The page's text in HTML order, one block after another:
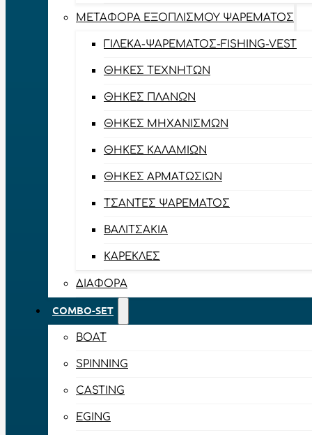
ΜΕΤΑΦΟΡΆ ΕΞΟΠΛΙΣΜΟΎ ΨΑΡΈΜΑΤΟΣ
ΓΙΛΈΚΑ-ΨΑΡΈΜΑΤΟΣ-FISHING-VEST
ΘΉΚΕΣ ΤΕΧΝΗΤΏΝ
ΘΉΚΕΣ ΠΛΆΝΩΝ
ΘΉΚΕΣ ΜΗΧΑΝΙΣΜΏΝ
ΘΉΚΕΣ ΚΑΛΑΜΙΏΝ
ΘΉΚΕΣ ΑΡΜΑΤΩΣΙΏΝ
ΤΣΆΝΤΕΣ ΨΑΡΈΜΑΤΟΣ
ΒΑΛΙΤΣΆΚΙΑ
ΚΑΡΈΚΛΕΣ
ΔΙΆΦΟΡΑ
COMBO-SET
BOAT
SPINNING
CASTING
EGING